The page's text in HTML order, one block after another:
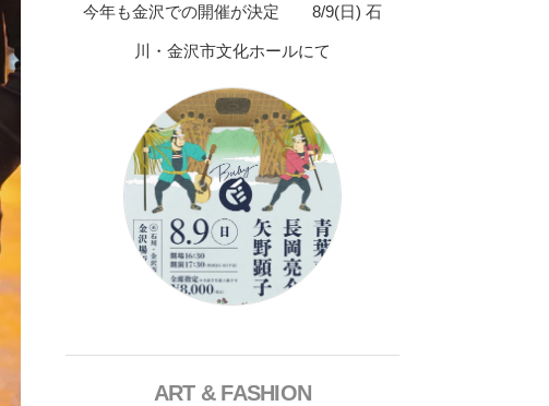
今年も金沢での開催が決定 8/9(日) 石
川・金沢市文化ホールにて
ART & FASHION